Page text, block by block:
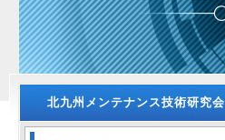
北九州メンテナンス技術研究会